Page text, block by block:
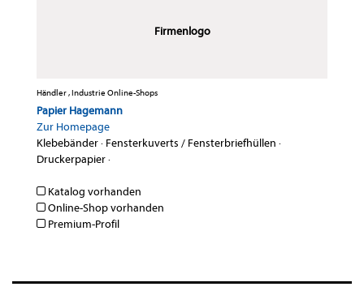
Firmenlogo
Händler , Industrie Online-Shops
Papier Hagemann
Zur Homepage
Klebebänder· Fensterkuverts / Fensterbriefhüllen ·
Druckerpapier·
Katalog vorhanden
Online-Shop vorhanden
Premium-Profil